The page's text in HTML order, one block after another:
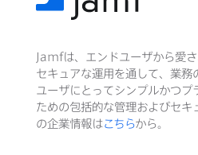
Jamfは、​エンドユーザから​愛
セキュアな​運用を​通して、​業務
ユーザに​とって​シンプルかつプ
ための​包括的な​管理および​セキ
の​企業情報はこちらから。